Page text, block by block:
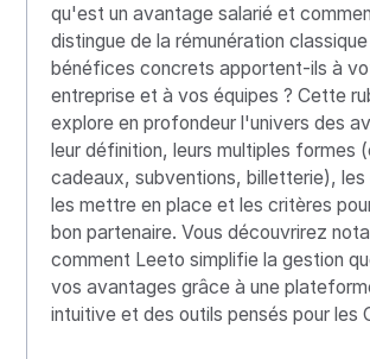
qu'est un avantage salarié et
distingue de la rémunération classique
bénéfices concrets apportent-ils à
entreprise et à vos équipes ? Cette
explore en profondeur l'univers des
leur définition, leurs multiples formes
cadeaux, subventions, billetterie),
les mettre en place et les critères
bon partenaire. Vous découvrirez
comment Leeto simplifie la gestion
vos avantages grâce à une
intuitive et des outils pensés pour les